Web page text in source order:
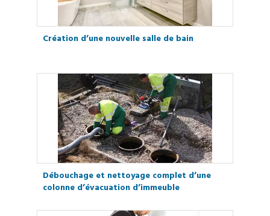
Création d’une nouvelle salle de bain
Débouchage et nettoyage complet d’une
colonne d’évacuation d’immeuble